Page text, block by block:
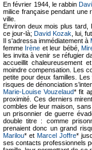
En février 1944, le rabbin
milice française pendant une
ville.
Environ deux mois plus tard,
ce jour-là; David Kozak , lui,
Il s'adressa immédiatement à
femme Irène et leur bébé,
les invita à venir se réfugier
accueillit chaleureusement
moindre compensation. Les
petite pour deux familles.
risques de dénonciation
Marie-Louise Vouzelaud* fit
proximité. Ces derniers
combles de leur maison,
un prisonnier de guerre
double titre : comme
prenaient donc un grand
Marilou* et Marcel Joffre*
ses contacts professionnels